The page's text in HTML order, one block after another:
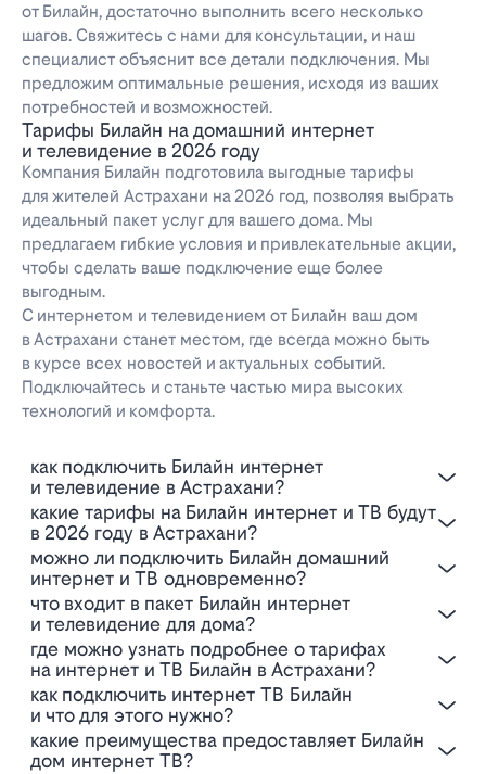
от Билайн, достаточно выполнить всего несколько
шагов. Свяжитесь с нами для консультации, и наш
специалист объяснит все детали подключения. Мы
предложим оптимальные решения, исходя из ваших
потребностей и возможностей.
Тарифы Билайн на домашний интернет
и телевидение в 2026 году
Компания Билайн подготовила выгодные тарифы
для жителей Астрахани на 2026 год, позволяя выбрать
идеальный пакет услуг для вашего дома. Мы
предлагаем гибкие условия и привлекательные акции,
чтобы сделать ваше подключение еще более
выгодным.
С интернетом и телевидением от Билайн ваш дом
в Астрахани станет местом, где всегда можно быть
в курсе всех новостей и актуальных событий.
Подключайтесь и станьте частью мира высоких
технологий и комфорта.
Как подключить Билайн интернет
и телевидение в Астрахани?
Какие тарифы на Билайн интернет и ТВ будут
в 2026 году в Астрахани?
Можно ли подключить Билайн домашний
интернет и ТВ одновременно?
Что входит в пакет Билайн интернет
и телевидение для дома?
Где можно узнать подробнее о тарифах
на интернет и ТВ Билайн в Астрахани?
Как подключить интернет ТВ Билайн
и что для этого нужно?
Какие преимущества предоставляет Билайн
дом интернет ТВ?